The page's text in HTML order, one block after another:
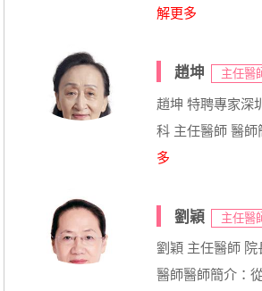
解更多
趙坤 主任醫
趙坤 特聘專家深
科 主任醫師 醫師
多
劉穎 主任醫
劉穎 主任醫師
醫師醫師簡介：